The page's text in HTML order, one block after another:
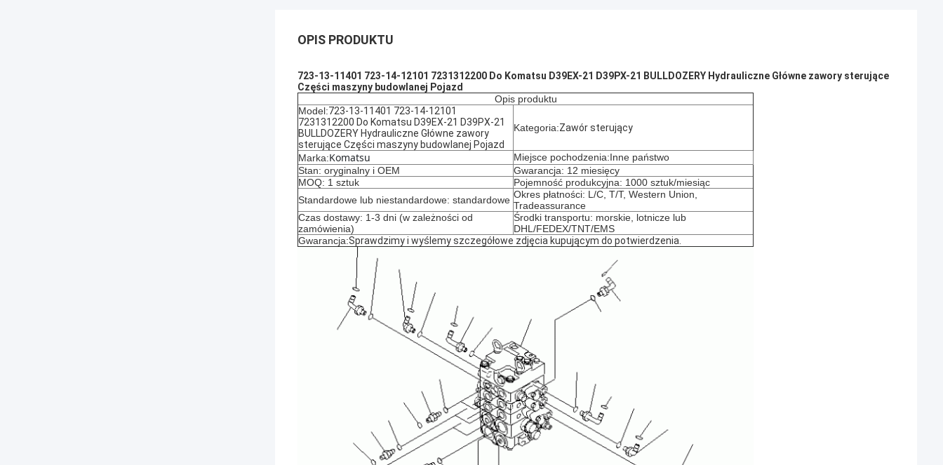
OPIS PRODUKTU
723-13-11401 723-14-12101 7231312200 Do Komatsu D39EX-21 D39PX-21 BULLDOZERY Hydrauliczne Główne zawory sterujące
Części maszyny budowlanej Pojazd
Opis produktu
Model:723-13-11401 723-14-12101
7231312200 Do Komatsu D39EX-21 D39PX-21
BULLDOZERY Hydrauliczne Główne zawory
sterujące Części maszyny budowlanej Pojazd
Kategoria:Zawór sterujący
Marka:Komatsu
Miejsce pochodzenia:Inne państwo
Stan: oryginalny i OEM
Gwarancja: 12 miesięcy
MOQ: 1 sztuk
Pojemność produkcyjna: 1000 sztuk/miesiąc
Standardowe lub niestandardowe: standardowe Okres płatności: L/C, T/T, Western Union,
Tradeassurance
Czas dostawy: 1-3 dni (w zależności od
zamówienia)
Środki transportu: morskie, lotnicze lub
DHL/FEDEX/TNT/EMS
Gwarancja:Sprawdzimy i wyślemy szczegółowe zdjęcia kupującym do potwierdzenia.